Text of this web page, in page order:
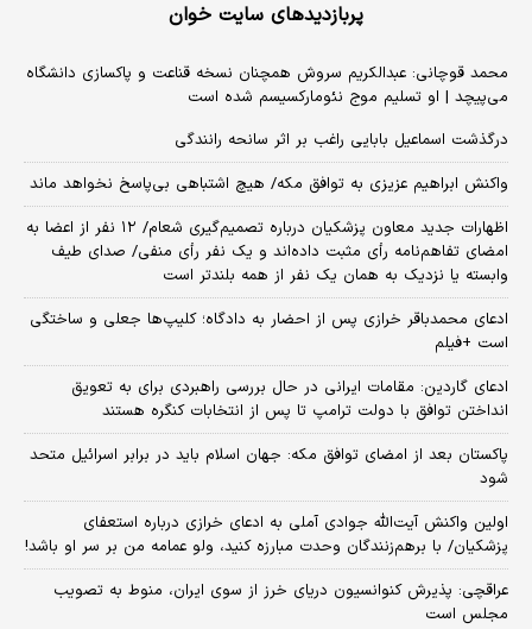
پربازدیدهای سایت خوان
محمد قوچانی: عبدالکریم سروش همچنان نسخه قناعت و پاکسازی دانشگاه
می‌پیچد | او تسلیم موج نئومارکسیسم شده است
درگذشت اسماعیل بابایی راغب بر اثر سانحه رانندگی
واکنش ابراهیم عزیزی به توافق مکه/ هیچ اشتباهی بی‌پاسخ نخواهد ماند
اظهارات جدید معاون پزشکیان درباره تصمیم‌گیری شعام/ ۱۲ نفر از اعضا به
امضای تفاهم‌نامه رأی مثبت داده‌اند و یک نفر رأی منفی/ صدای طیف
وابسته یا نزدیک به همان یک نفر از همه بلندتر است
ادعای محمدباقر خرازی پس از احضار به دادگاه؛ کلیپ‌ها جعلی و ساختگی
است +فیلم
ادعای گاردین: مقامات ایرانی در حال بررسی راهبردی برای به تعویق
انداختن توافق با دولت ترامپ تا پس از انتخابات کنگره هستند
پاکستان بعد از امضای توافق مکه: جهان اسلام باید در برابر اسرائیل متحد
شود
اولین واکنش آیت‌الله جوادی آملی به ادعای خرازی درباره استعفای
پزشکیان/ با برهم‌زنندگان وحدت مبارزه کنید، ولو عمامه من بر سر او باشد!
عراقچی: پذیرش کنوانسیون دریای خرز از سوی ایران، منوط به تصویب
مجلس است